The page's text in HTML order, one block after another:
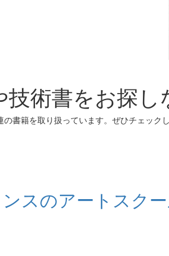
術書をお探し
書籍を取り扱っています。ぜひチェック
スのアートスク